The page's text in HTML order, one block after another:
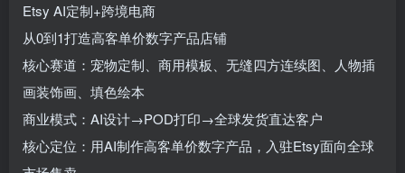
Etsy AI定制+跨境电商
从0到1打造高客单价数字产品店铺
核心赛道：宠物定制、商用模板、无缝四方连续图、人物插
画装饰画、填色绘本
商业模式：AI设计→POD打印→全球发货直达客户
核心定位：用AI制作高客单价数字产品，入驻Etsy面向全球